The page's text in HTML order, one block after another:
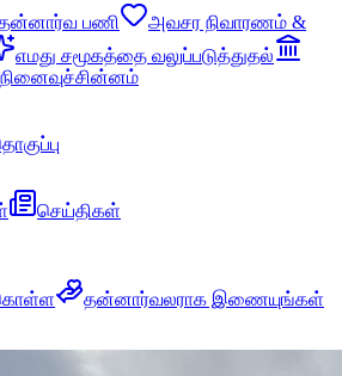
பணி
அவசர நிவாரணம் &
எமது சமூகத்தை வலுப்படுத்துதல்
செய்திகள்
தன்னார்வலராக இணையுங்கள்